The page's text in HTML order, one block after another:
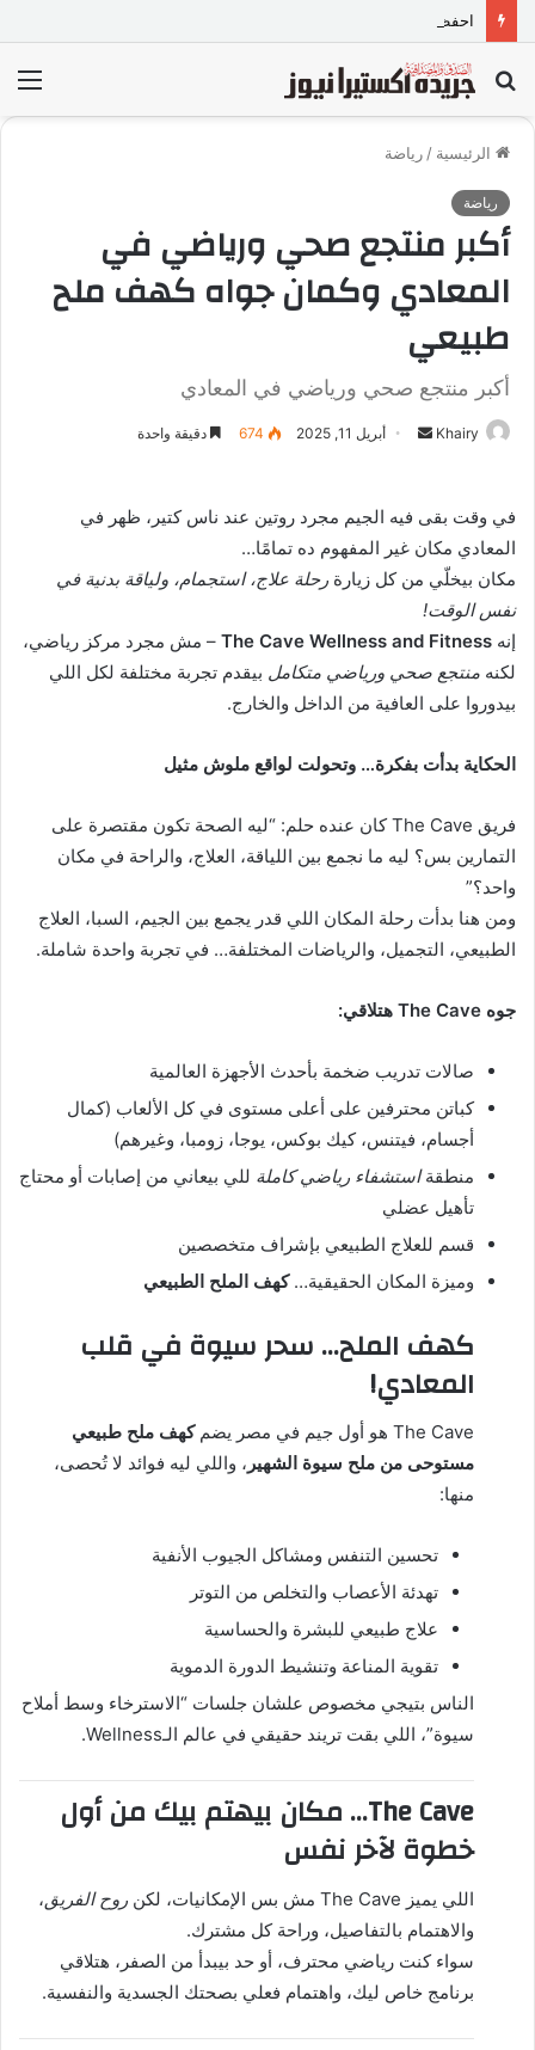
احفظوا مصر… فتماسك الداخل خط الدفاع الأول
بحث
عن
الرئيسية / رياضة
رياضة
أكبر منتجع صحي ورياضي في
المعادي وكمان جواه كهف ملح
طبيعي
أكبر منتجع صحي ورياضي في المعادي
Khairy
ل
ب
ر
د
ت
و
أبريل 11, 2025 674 دقيقة واحدة
في وقت بقى فيه الجيم مجرد روتين عند ناس كتير، ظهر في
المعادي مكان غير المفهوم ده تمامًا…
مكان بيخلّي من كل زيارة رحلة علاج، استجمام، ولياقة بدنية في
نفس الوقت!
إنه The Cave Wellness and Fitness – مش مجرد مركز رياضي،
لكنه منتجع صحي ورياضي متكامل بيقدم تجربة مختلفة لكل اللي
بيدوروا على العافية من الداخل والخارج.
الحكاية بدأت بفكرة… وتحولت لواقع ملوش مثيل
فريق The Cave كان عنده حلم: “ليه الصحة تكون مقتصرة على
التمارين بس؟ ليه ما نجمع بين اللياقة، العلاج، والراحة في مكان
واحد؟”
ومن هنا بدأت رحلة المكان اللي قدر يجمع بين الجيم، السبا، العلاج
الطبيعي، التجميل، والرياضات المختلفة… في تجربة واحدة شاملة.
جوه The Cave هتلاقي:
صالات تدريب ضخمة بأحدث الأجهزة العالمية
كباتن محترفين على أعلى مستوى في كل الألعاب (كمال
أجسام، فيتنس، كيك بوكس، يوجا، زومبا، وغيرهم)
منطقةاستشفاء رياضي كاملة للي بيعاني من إصابات أو محتاج
تأهيل عضلي
قسم للعلاج الطبيعي بإشراف متخصصين
وميزة المكان الحقيقية…كهف الملح الطبيعي
كهف الملح… سحر سيوة في قلب
المعادي!
The Cave هو أول جيم في مصر يضم
كهف ملح طبيعي
مستوحى من ملح سيوة الشهير ، واللي ليه فوائد لا تُحصى،
منها:
تحسين التنفس ومشاكل الجيوب الأنفية
تهدئة الأعصاب والتخلص من التوتر
علاج طبيعي للبشرة والحساسية
تقوية المناعة وتنشيط الدورة الدموية
الناس بتيجي مخصوص علشان جلسات “الاسترخاء وسط أملاح
سيوة”، اللي بقت تريند حقيقي في عالم الـWellness.
The Cave… مكان بيهتم بيك من أول
خطوة لآخر نفس
اللي يميز The Cave مش بس الإمكانيات، لكن روح الفريق،
والاهتمام بالتفاصيل، وراحة كل مشترك.
سواء كنت رياضي محترف، أو حد بيبدأ من الصفر، هتلاقي
برنامج خاص ليك، واهتمام فعلي بصحتك الجسدية والنفسية.